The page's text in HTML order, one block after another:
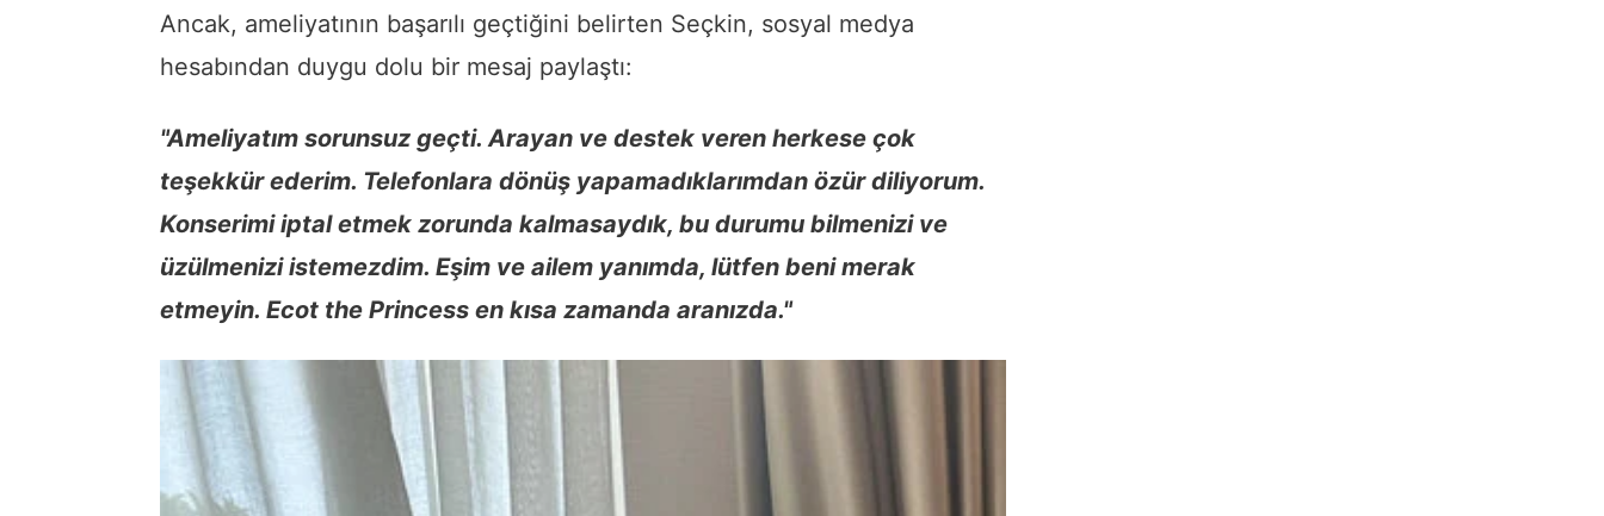
Ancak, ameliyatının başarılı geçtiğini belirten Seçkin, sosyal medya
hesabından duygu dolu bir mesaj paylaştı:
"Ameliyatım sorunsuz geçti. Arayan ve destek veren herkese çok
teşekkür ederim. Telefonlara dönüş yapamadıklarımdan özür diliyorum.
Konserimi iptal etmek zorunda kalmasaydık, bu durumu bilmenizi ve
üzülmenizi istemezdim. Eşim ve ailem yanımda, lütfen beni merak
etmeyin. Ecot the Princess en kısa zamanda aranızda."